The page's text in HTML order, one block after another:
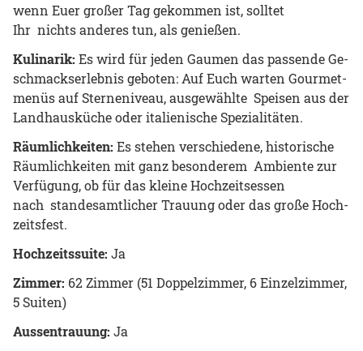
wenn Euer gro­ßer Tag ge­kom­men ist, soll­tet
Ihr nichts an­de­res tun, als ge­nie­ßen.
Ku­li­na­rik: Es wird für jeden Gau­men das pas­sen­de Ge­
schmacks­er­leb­nis ge­bo­ten: Auf Euch war­ten Gour­met­
me­nüs auf Ster­neni­veau, aus­ge­wähl­te Spei­sen aus der
Land­haus­kü­che oder ita­lie­ni­sche Spe­zia­li­tä­ten.
Räum­lich­kei­ten: Es ste­hen ver­schie­de­ne, his­to­ri­sche
Räum­lich­kei­ten mit ganz be­son­de­rem Am­bi­en­te zur
Ver­fü­gung, ob für das klei­ne Hoch­zeits­es­sen
nach stan­des­amt­li­cher Trau­ung oder das große Hoch­
zeits­fest.
Hoch­zeits­sui­te: Ja
Zim­mer: 62 Zim­mer (51 Dop­pel­zim­mer, 6 Ein­zel­zim­mer,
5 Sui­ten)
Aus­sen­trau­ung: Ja